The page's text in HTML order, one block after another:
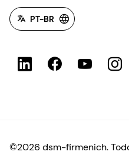
PT-BR
©2026 dsm-firmenich.